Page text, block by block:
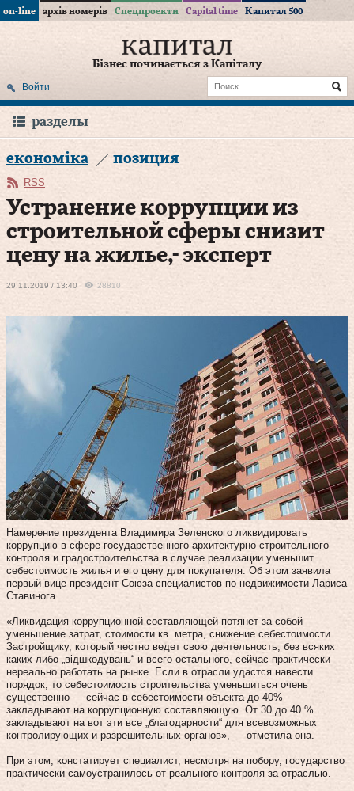
on-line архів номерів Спецпроекти Capital time Капитал 500
Бізнес починається з Капіталу
Войти
разделы
економіка позиция
RSS
Устранение коррупции из
строительной сферы снизит
цену на жилье,- эксперт
29.11.2019 / 13:40 28810
Намерение президента Владимира Зеленского ликвидировать
коррупцию в сфере государственного архитектурно-строительного
контроля и градостроительства в случае реализации уменьшит
себестоимость жилья и его цену для покупателя. Об этом заявила
первый вице-президент Союза специалистов по недвижимости Лариса
Ставинога.
«Ликвидация коррупционной составляющей потянет за собой
уменьшение затрат, стоимости кв. метра, снижение себестоимости ...
Застройщику, который честно ведет свою деятельность, без всяких
каких-либо „відшкодувань“ и всего остального, сейчас практически
нереально работать на рынке. Если в отрасли удастся навести
порядок, то себестоимость строительства уменьшиться очень
существенно — сейчас в себестоимости объекта до 40%
закладывают на коррупционную составляющую. От 30 до 40 %
закладывают на вот эти все „благодарности“ для всевозможных
контролирующих и разрешительных органов», — отметила она.
При этом, констатирует специалист, несмотря на побору, государство
практически самоустранилось от реального контроля за отраслью.